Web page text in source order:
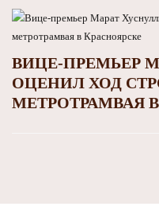
ВИЦЕ-ПРЕМЬЕР
ОЦЕНИЛ ХОД
МЕТРОТРАМВАЯ